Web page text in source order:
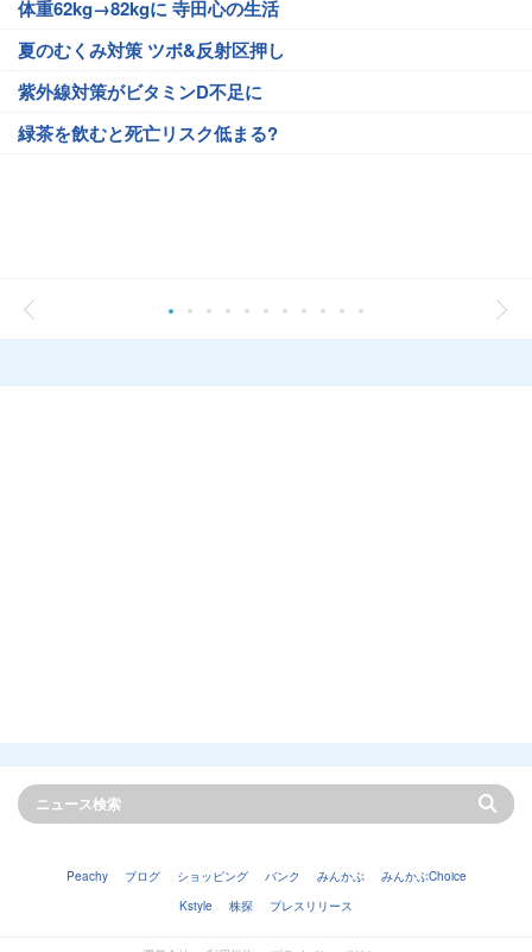
体重62kg→82kgに 寺田心の生活
夏のむくみ対策 ツボ&反射区押し
紫外線対策がビタミンD不足に
緑茶を飲むと死亡リスク低まる?
Peachy ブログ ショッピング バンク みんかぶ
みんかぶChoice
Kstyle
株探 プレスリリース